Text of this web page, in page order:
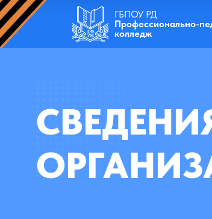
ГБПОУ РД
Профессионально-
колледж